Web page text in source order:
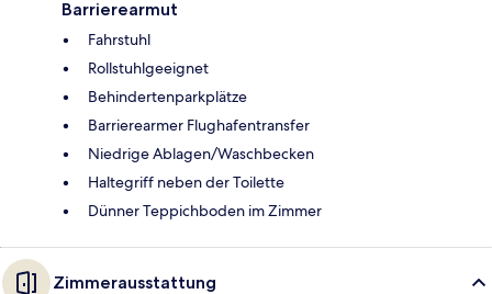
Barrierearmut
Fahrstuhl
Rollstuhlgeeignet
Behindertenparkplätze
Barrierearmer Flughafentransfer
Niedrige Ablagen/Waschbecken
Haltegriff neben der Toilette
Dünner Teppichboden im Zimmer
Zimmerausstattung